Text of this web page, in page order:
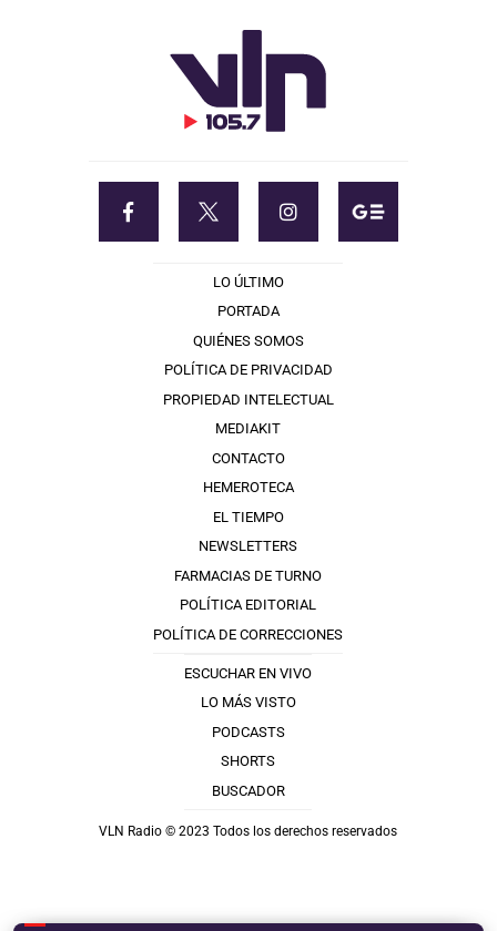
LO ÚLTIMO
PORTADA
QUIÉNES SOMOS
POLÍTICA DE PRIVACIDAD
PROPIEDAD INTELECTUAL
MEDIAKIT
CONTACTO
HEMEROTECA
EL TIEMPO
NEWSLETTERS
FARMACIAS DE TURNO
POLÍTICA EDITORIAL
POLÍTICA DE CORRECCIONES
ESCUCHAR EN VIVO
LO MÁS VISTO
PODCASTS
SHORTS
BUSCADOR
VLN Radio © 2023 Todos los derechos reservados